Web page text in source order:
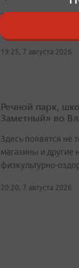
В срезах кустовой
западный
19:25, 7 августа 2026
Речной парк,
Заметный» во
Здесь появятся не
магазины и другие
физкультурно-
20:20, 7 августа 2026